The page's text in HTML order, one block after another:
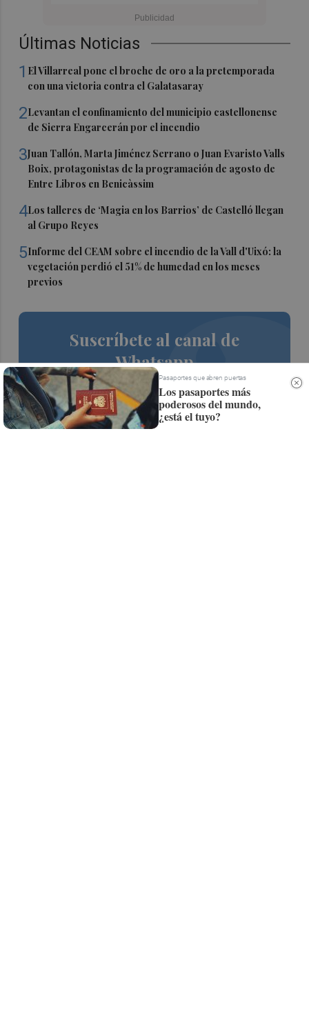
Últimas Noticias
1 El Villarreal pone el broche de oro a la pretemporada
con una victoria contra el Galatasaray
2Levantan el confinamiento del municipio castellonense
de Sierra Engarcerán por el incendio
3Juan Tallón, Marta Jiménez Serrano o Juan Evaristo Valls
Boix, protagonistas de la programación de agosto de
Entre Libros en Benicàssim
4Los talleres de ‘Magia en los Barrios’ de Castelló llegan
al Grupo Reyes
5Informe del CEAM sobre el incendio de la Vall d'Uixó: la
vegetación perdió el 51% de humedad en los meses
previos
Suscríbete al canal de
Whatsapp
Siempre al día de las últimas noticias
¡Quiero suscribirme!
Pasaportes que abren puertas
Los pasaportes más
poderosos del mundo,
¿está el tuyo?